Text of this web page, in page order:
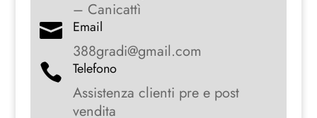
– Canicattì
 Email
388gradi@gmail.com
 Telefono
Assistenza clienti pre e post
vendita